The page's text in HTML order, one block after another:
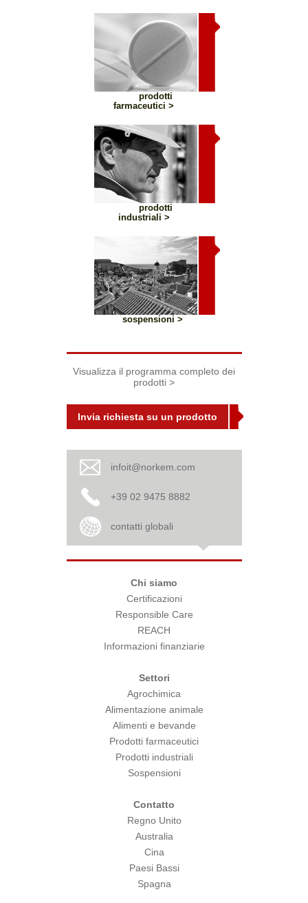
prodotti
farmaceutici >
prodotti
industriali >
sospensioni >
Visualizza il programma completo dei
prodotti >
Invia richiesta su un prodotto
infoit@norkem.com
+39 02 9475 8882
contatti globali
Chi siamo
Certificazioni
Responsible Care
REACH
Informazioni finanziarie
Settori
Agrochimica
Alimentazione animale
Alimenti e bevande
Prodotti farmaceutici
Prodotti industriali
Sospensioni
Contatto
Regno Unito
Australia
Cina
Paesi Bassi
Spagna